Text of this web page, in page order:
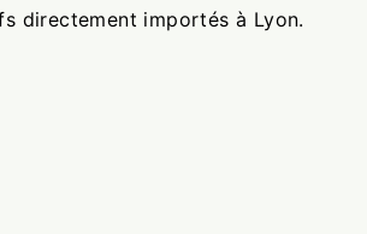
directement importés à Lyon.